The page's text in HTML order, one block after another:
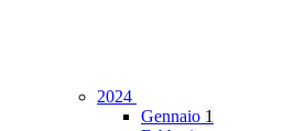
2024
Gennaio 1